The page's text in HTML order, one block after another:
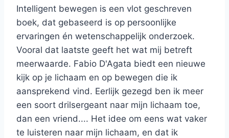
Intelligent bewegen is een vlot geschreven
boek, dat gebaseerd is op persoonlijke
ervaringen én wetenschappelijk onderzoek.
Vooral dat laatste geeft het wat mij betreft
meerwaarde. Fabio D'Agata biedt een nieuwe
kijk op je lichaam en op bewegen die ik
aansprekend vind. Eerlijk gezegd ben ik meer
een soort drilsergeant naar mijn lichaam toe,
dan een vriend.... Het idee om eens wat vaker
te luisteren naar mijn lichaam, en dat ik